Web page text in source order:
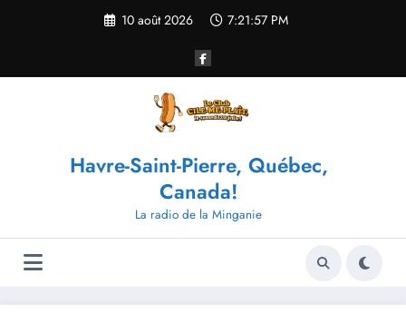
10 août 2026 7:21:58 PM
Havre-Saint-Pierre, Québec,
Canada!
La radio de la Minganie